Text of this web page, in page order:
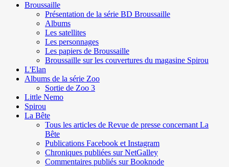
Broussaille
Présentation de la série BD Broussaille
Albums
Les satellites
Les personnages
Les papiers de Broussaille
Broussaille sur les couvertures du magasine Spirou
L'Elan
Albums de la série Zoo
Sortie de Zoo 3
Little Nemo
Spirou
La Bête
Tous les articles de Revue de presse concernant La
Bête
Publications Facebook et Instagram
Chroniques publiées sur NetGalley
Commentaires publiés sur Booknode